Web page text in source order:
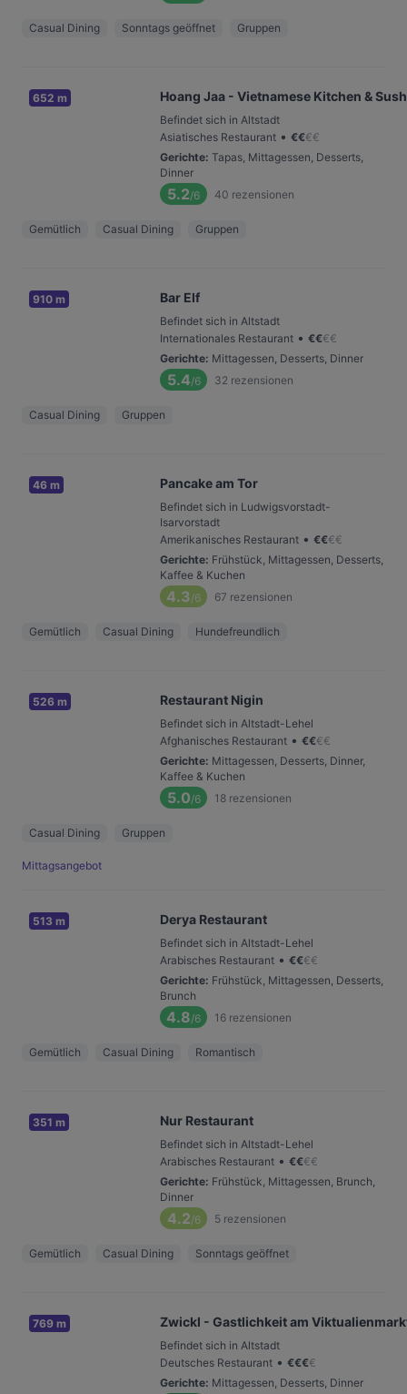
Casual Dining Sonntags geöffnet Gruppen
652 m Hoang Jaa - Vietnamese Kitchen &
Befindet sich in Altstadt
Asiatisches Restaurant • €€€€
Gerichte: Tapas, Mittagessen, Desserts,
Dinner
5.2/6 40 rezensionen
Gemütlich Casual Dining Gruppen
910 m Bar Elf
Befindet sich in Altstadt
Internationales Restaurant • €€€€
Gerichte: Mittagessen, Desserts, Dinner
5.4/6 32 rezensionen
Casual Dining Gruppen
46 m Pancake am Tor
Befindet sich in Ludwigsvorstadt-
Isarvorstadt
Amerikanisches Restaurant • €€€€
Gerichte: Frühstück, Mittagessen, Desserts,
Kaffee & Kuchen
4.3/6 67 rezensionen
Gemütlich Casual Dining Hundefreundlich
526 m Restaurant Nigin
Befindet sich in Altstadt-Lehel
Afghanisches Restaurant • €€€€
Gerichte: Mittagessen, Desserts, Dinner,
Kaffee & Kuchen
5.0/6 18 rezensionen
Casual Dining Gruppen
Mittagsangebot
513 m Derya Restaurant
Befindet sich in Altstadt-Lehel
Arabisches Restaurant • €€€€
Gerichte: Frühstück, Mittagessen, Desserts,
Brunch
4.8/6 16 rezensionen
Gemütlich Casual Dining Romantisch
351 m Nur Restaurant
Befindet sich in Altstadt-Lehel
Arabisches Restaurant • €€€€
Gerichte: Frühstück, Mittagessen, Brunch,
Dinner
4.2/6 5 rezensionen
Gemütlich Casual Dining Sonntags geöffnet
769 m Zwickl - Gastlichkeit am
Befindet sich in Altstadt
Deutsches Restaurant • €€€€
Gerichte: Mittagessen, Desserts, Dinner